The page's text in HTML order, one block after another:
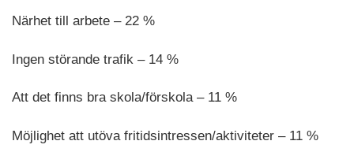
Närhet till arbete – 22 %
Ingen störande trafik – 14 %
Att det finns bra skola/förskola – 11 %
Möjlighet att utöva fritidsintressen/aktiviteter – 11 %